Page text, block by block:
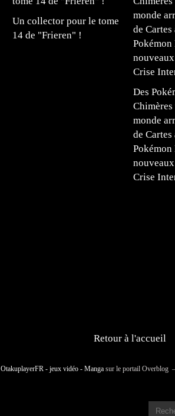
Un collector pour le tome
14 de "Frieren" !
Des
Chimères
monde
de
Pokémon
Crise
Retour à l'accueil
OtakuplayerFR - jeux vidéo - Mangasur le portail Overblog